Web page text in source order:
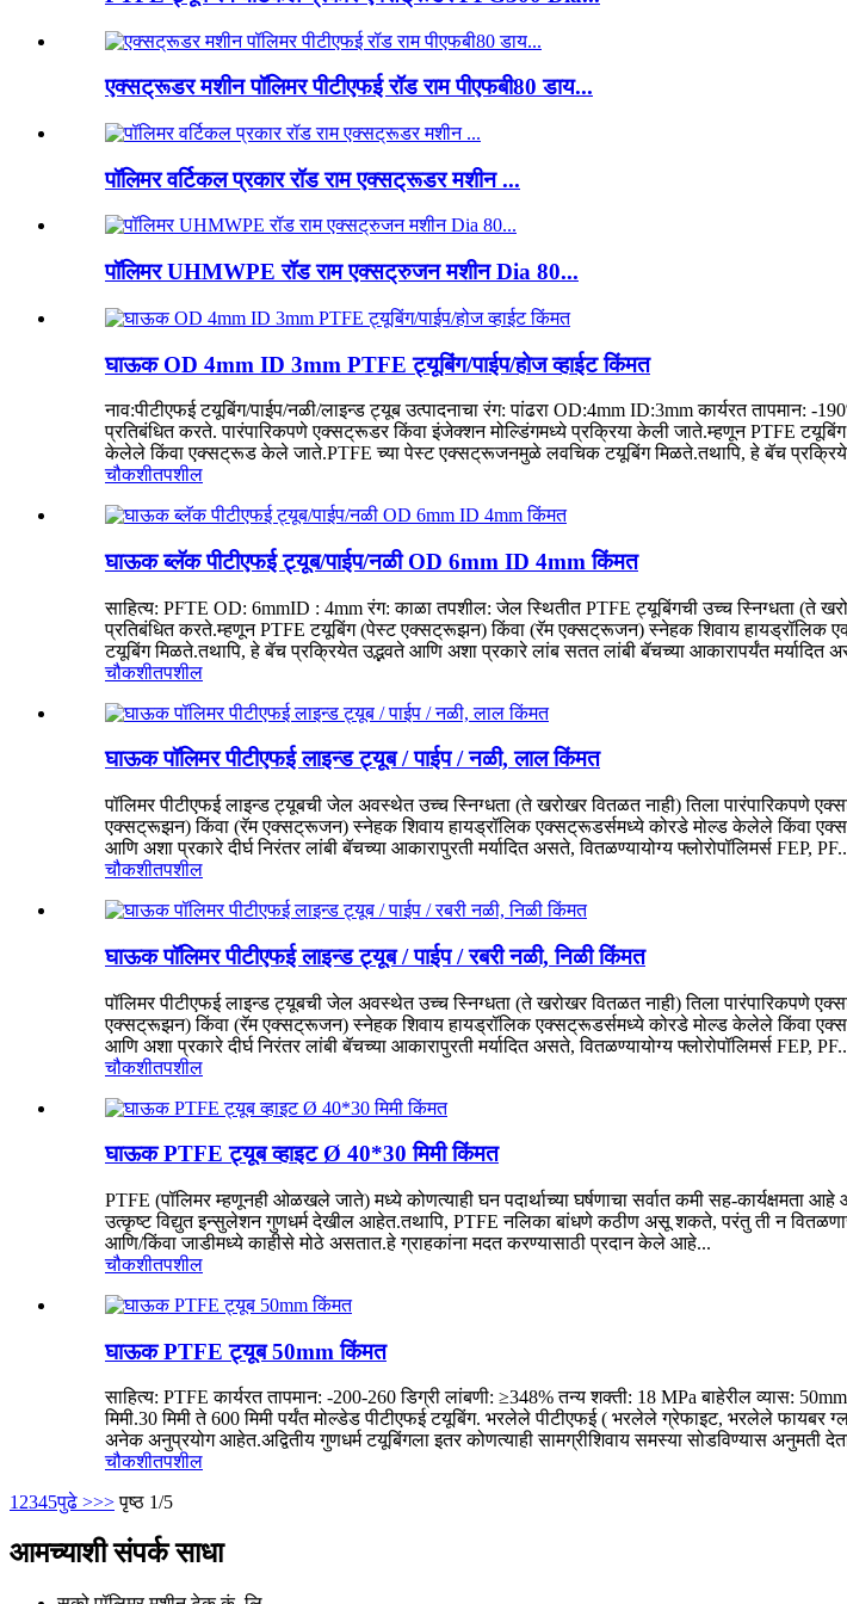
एक्सट्रूडर मशीन पॉलिमर पीटीएफई रॉड राम पीएफबी80 डाय...
पॉलिमर वर्टिकल प्रकार रॉड राम एक्सट्रूडर मशीन ...
पॉलिमर UHMWPE रॉड राम एक्सट्रुजन मशीन Dia 80...
घाऊक OD 4mm ID 3mm PTFE ट्यूबिंग/पाईप/होज व्हाईट किंमत
नाव:पीटीएफई टयूबिंग/पाईप/नळी/लाइन्ड ट्यूब उत्पादनाचा रंग: पांढरा OD:4mm ID:3mm कार्यरत
प्रतिबंधित करते. पारंपारिकपणे एक्सट्रूडर किंवा इंजेक्शन मोल्डिंगमध्ये प्रक्रिया केली जाते.म्हणून PTFE
केलेले किंवा एक्सट्रूड केले जाते.PTFE च्या पेस्ट एक्सट्रूजनमुळे लवचिक टयूबिंग मिळते.तथापि, हे बॅच
चौकशीतपशील
घाऊक ब्लॅक पीटीएफई ट्यूब/पाईप/नळी OD 6mm ID 4mm किंमत
साहित्य: PFTE OD: 6mmID : 4mm रंग: काळा तपशील: जेल स्थितीत PTFE ट्यूबिंगची उच्च स्निग्धता (ते
प्रतिबंधित करते.म्हणून PTFE टयूबिंग (पेस्ट एक्सट्रूझन) किंवा (रॅम एक्सट्रूजन) स्नेहक शिवाय
टयूबिंग मिळते.तथापि, हे बॅच प्रक्रियेत उद्भवते आणि अशा प्रकारे लांब सतत लांबी बॅचच्या आकारापर्यंत मर्यादित
चौकशीतपशील
घाऊक पॉलिमर पीटीएफई लाइन्ड ट्यूब / पाईप / नळी, लाल किंमत
पॉलिमर पीटीएफई लाइन्ड ट्यूबची जेल अवस्थेत उच्च स्निग्धता (ते खरोखर वितळत नाही) तिला पारंपारिकपणे
एक्सट्रूझन) किंवा (रॅम एक्सट्रूजन) स्नेहक शिवाय हायड्रॉलिक एक्सट्रूडर्समध्ये कोरडे मोल्ड केलेले किंवा
आणि अशा प्रकारे दीर्घ निरंतर लांबी बॅचच्या आकारापुरती मर्यादित असते, वितळण्यायोग्य फ्लोरोपॉलिमर्स FEP,
चौकशीतपशील
घाऊक पॉलिमर पीटीएफई लाइन्ड ट्यूब / पाईप / रबरी नळी, निळी किंमत
पॉलिमर पीटीएफई लाइन्ड ट्यूबची जेल अवस्थेत उच्च स्निग्धता (ते खरोखर वितळत नाही) तिला पारंपारिकपणे
एक्सट्रूझन) किंवा (रॅम एक्सट्रूजन) स्नेहक शिवाय हायड्रॉलिक एक्सट्रूडर्समध्ये कोरडे मोल्ड केलेले किंवा
आणि अशा प्रकारे दीर्घ निरंतर लांबी बॅचच्या आकारापुरती मर्यादित असते, वितळण्यायोग्य फ्लोरोपॉलिमर्स FEP,
चौकशीतपशील
घाऊक PTFE ट्यूब व्हाइट Ø 40*30 मिमी किंमत
PTFE (पॉलिमर म्हणूनही ओळखले जाते) मध्ये कोणत्याही घन पदार्थाच्या घर्षणाचा सर्वात कमी सह-कार्यक्षमता
उत्कृष्ट विद्युत इन्सुलेशन गुणधर्म देखील आहेत.तथापि, PTFE नलिका बांधणे कठीण असू शकते, परंतु ती न
आणि/किंवा जाडीमध्ये काहीसे मोठे असतात.हे ग्राहकांना मदत करण्यासाठी प्रदान केले आहे...
चौकशीतपशील
घाऊक PTFE ट्यूब 50mm किंमत
साहित्य: PTFE कार्यरत तापमान: -200-260 डिग्री लांबणी: ≥348% तन्य शक्ती: 18 MPa बाहेरील व्यास:
मिमी.30 मिमी ते 600 मिमी पर्यंत मोल्डेड पीटीएफई टयूबिंग. भरलेले पीटीएफई ( भरलेले ग्रेफाइट, भरलेले
अनेक अनुप्रयोग आहेत.अद्वितीय गुणधर्म टयूबिंगला इतर कोणत्याही सामग्रीशिवाय समस्या सोडविण्यास अनुमती
चौकशीतपशील
12345पुढे >>> पृष्ठ 1/5
आमच्याशी संपर्क साधा